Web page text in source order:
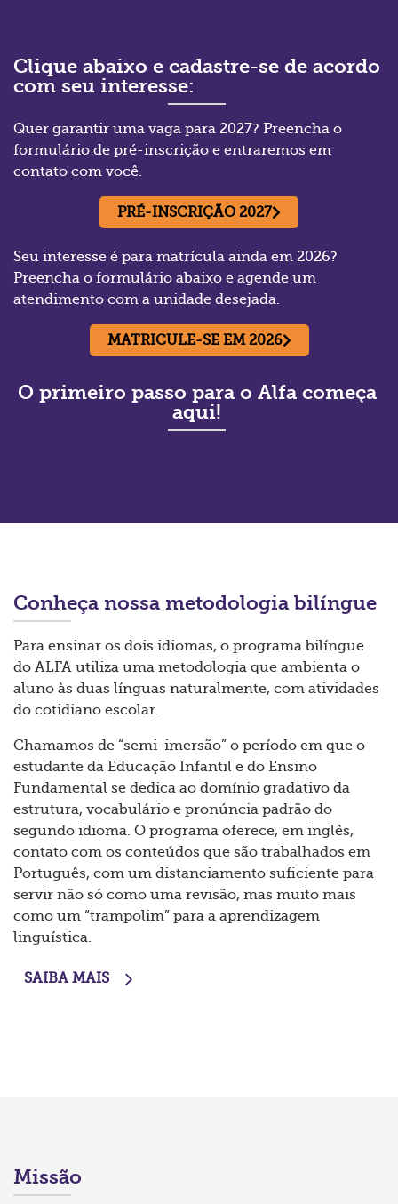
O primeiro passo para o Alfa começa
aqui!
Clique abaixo e cadastre-se de acordo
com seu interesse:
Quer garantir uma vaga para 2027? Preencha o
formulário de pré-inscrição e entraremos em
contato com você.
PRÉ-INSCRIÇÃO 2027
Seu interesse é para matrícula ainda em 2026?
Preencha o formulário abaixo e agende um
atendimento com a unidade desejada.
MATRICULE-SE EM 2026
Conheça nossa metodologia bilíngue
Para ensinar os dois idiomas, o programa bilíngue
do ALFA utiliza uma metodologia que ambienta o
aluno às duas línguas naturalmente, com atividades
do cotidiano escolar.
Chamamos de “semi-imersão” o período em que o
estudante da Educação Infantil e do Ensino
Fundamental se dedica ao domínio gradativo da
estrutura, vocabulário e pronúncia padrão do
segundo idioma. O programa oferece, em inglês,
contato com os conteúdos que são trabalhados em
Português, com um distanciamento suficiente para
servir não só como uma revisão, mas muito mais
como um “trampolim” para a aprendizagem
linguística.
SAIBA MAIS
Missão